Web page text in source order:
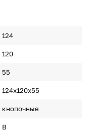
124
120
55
124х120х55
кнопочные
B